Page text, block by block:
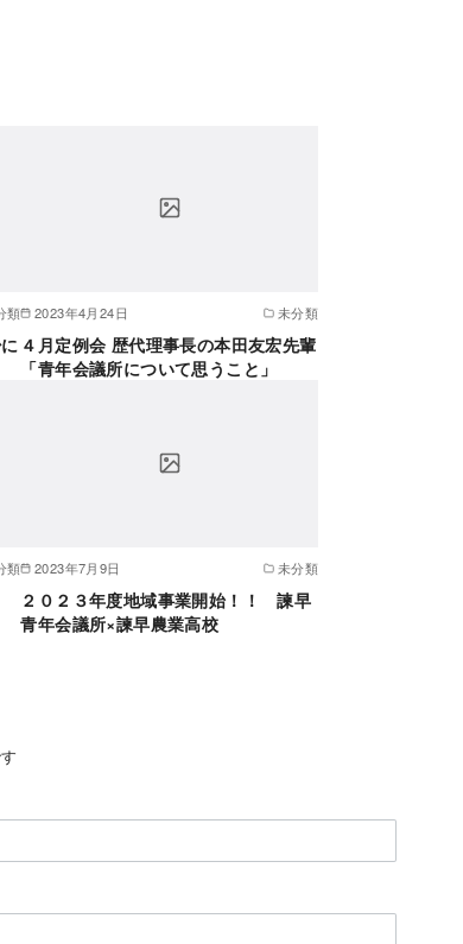
類 2023年4月24日 未分類
４月定例会 歴代理事長の本田友宏先輩
「青年会議所について思うこと」
類 2023年7月9日 未分類
２０２３年度地域事業開始！！ 諫早
青年会議所×諫早農業高校